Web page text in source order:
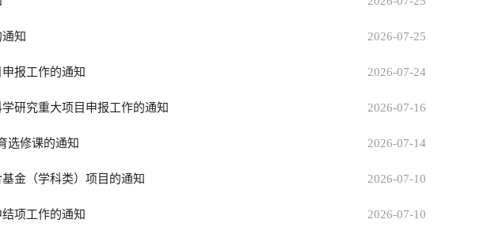
2026-07-25
知
2026-07-24
报工作的通知
2026-07-16
研究重大项目申报工作的通知
2026-07-14
选修课的通知
2026-07-10
金（学科类）项目的通知
2026-07-10
项工作的通知